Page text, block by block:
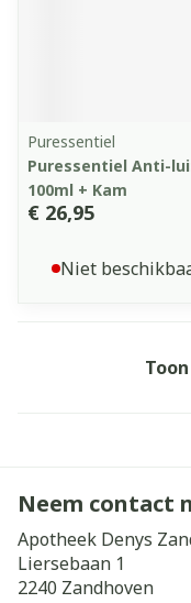
Puressentiel
Puressentiel Anti-
100ml + Kam
€ 26,95
Niet
Toon
Neem contact
Apotheek Denys
Liersebaan 1
2240 Zandhoven